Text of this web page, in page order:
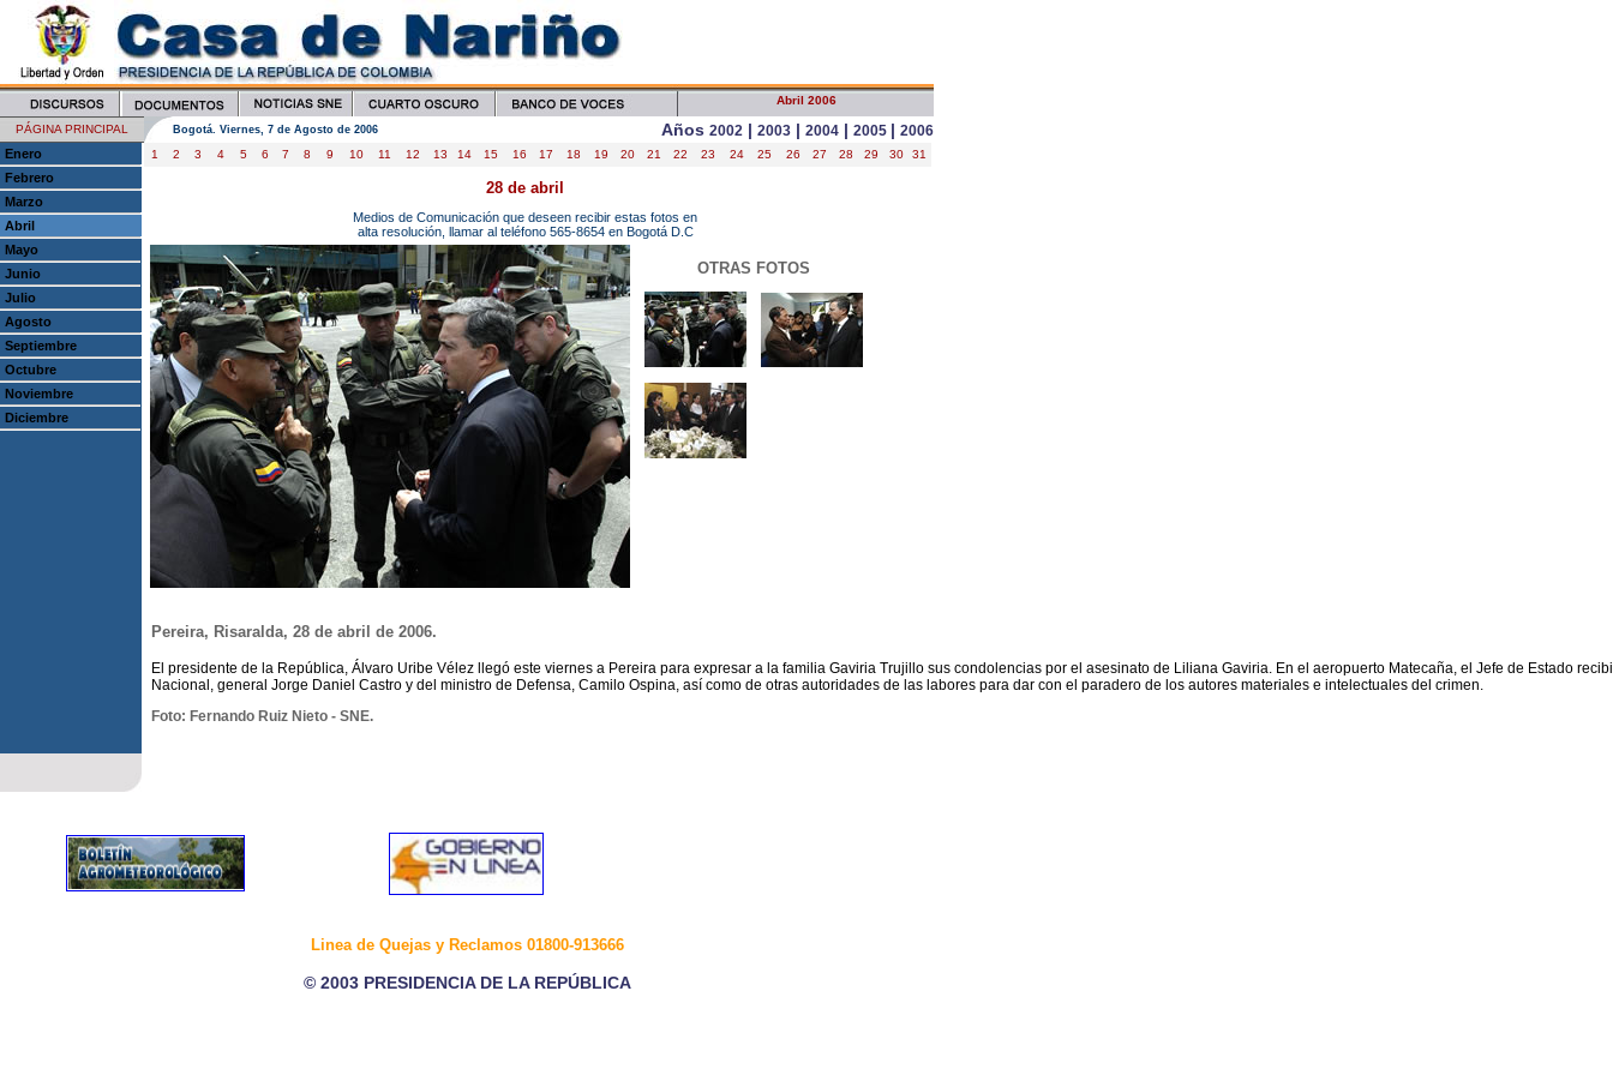
Abril 2006
PÁGINA PRINCIPAL Bogotá. Viernes, 7 de Agosto de 2006 Años 2002 | 2003 | 2004 | 2005 | 2006
Enero
Febrero
Marzo
Abril
Mayo
Junio
Julio
Agosto
Septiembre
Octubre
Noviembre
Diciembre
1 2 3 4 5 6 7 8 9 10 11 12 13 14 15 16 17 18 19 20 21 22 23 24 25 26 27 28 29 30 31
28 de abril
Medios de Comunicación que deseen recibir estas fotos en
alta resolución, llamar al teléfono 565-8654 en Bogotá D.C
Pereira, Risaralda, 28 de abril de 2006.
El presidente de la República, Álvaro Uribe Vélez llegó este viernes a Pereira para expresar a la familia Gaviria Trujillo sus condolencias por el asesinato de Liliana Gaviria. En el aeropuerto Matecaña, el Jefe de Estado
Nacional, general Jorge Daniel Castro y del ministro de Defensa, Camilo Ospina, así como de otras autoridades de las labores para dar con el paradero de los autores materiales e intelectuales del crimen.
Foto: Fernando Ruiz Nieto - SNE.
OTRAS FOTOS
Linea de Quejas y Reclamos 01800-913666
© 2003 PRESIDENCIA DE LA REPÚBLICA